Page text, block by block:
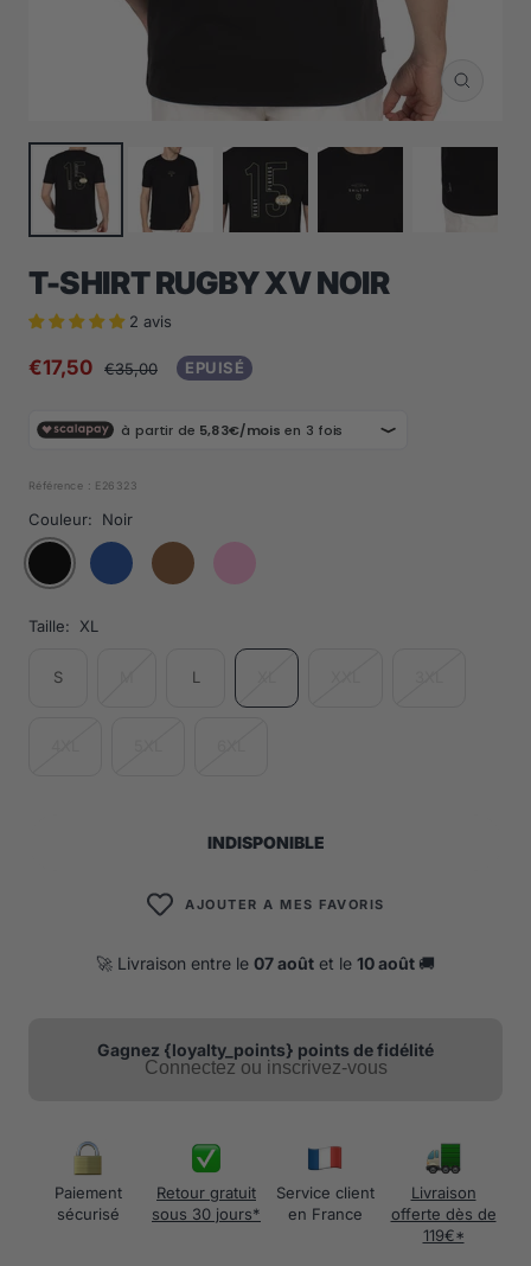
Zoom
T-SHIRT RUGBY XV NOIR
2 avis
Prix
vente
€17,50
Prix
€35,00 EPUISÉ
Référence : E26323
Couleur: Noir
Taille: XL
S L
INDISPONIBLE
AJOUTER A MES FAVORIS
🚀 Livraison entre le 07 août et le 10 août 🚚
Gagnez {loyalty_points} points de fidélité
Connectez ou inscrivez-vous
Paiement
sécurisé
Retour gratuit
sous 30 jours*
Service client
en France
Livraison
offerte dès de
119€*